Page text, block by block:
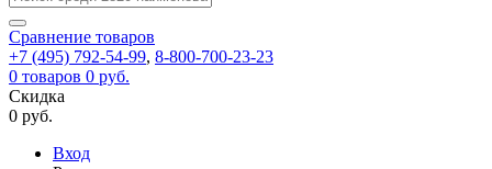
Запомнить
меня
Забыли
адрес,
перейдя
по
которой
вы
новый
для
смены
пароля.
Сменить
пользовательского
соглашения
Сравнение товаров
+7 (495) 792-54-99, 8-800-700-23-23
0 товаров 0 руб.
Скидка
0 руб.
Вход